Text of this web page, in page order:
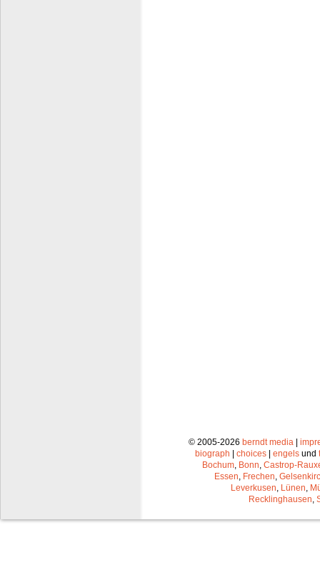
© 2005-2026 berndt media |
biograph | choices | engels und
Bochum Bonn Castrop-
Essen Frechen
Leverkusen Lünen
Recklinghausen